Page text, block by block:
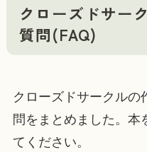
クローズドサー
質問(FAQ)
クローズドサークルの
問をまとめました。本
てください。